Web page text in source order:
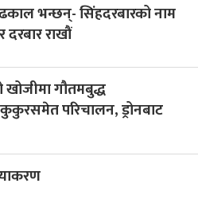
भन्छन्- सिंहदरबारको नाम
राखौं
खोजीमा गौतमबुद्ध
परिचालन, ड्रोनबाट